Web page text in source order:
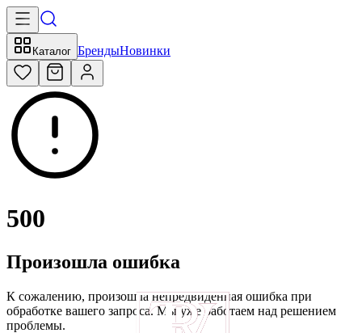
Каталог БрендыНовинки
500
Произошла ошибка
К сожалению, произошла непредвиденная ошибка при
обработке вашего запроса. Мы уже работаем над решением
проблемы.